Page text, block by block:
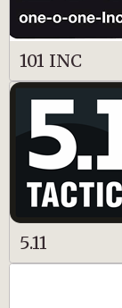
101 INC
5.11